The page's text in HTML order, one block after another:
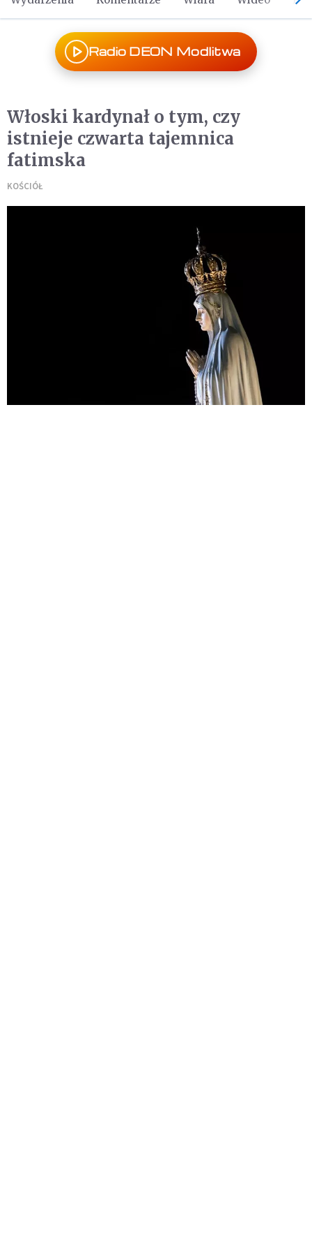
Radio DEON Modlitwa
Włoski kardynał o tym, czy
istnieje czwarta tajemnica
fatimska
KOŚCIÓŁ